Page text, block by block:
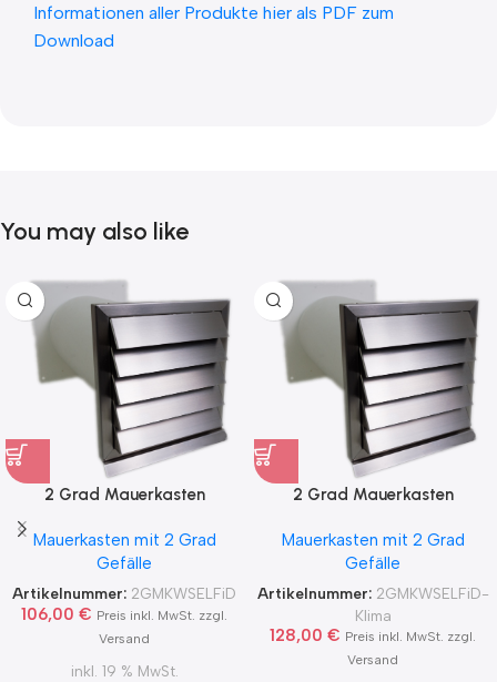
Informationen aller Produkte hier als PDF zum
Download
You may also like
2 Grad Mauerkasten
Kondensatablauf auch mit
Blower Door Test und
Zertifikat Ø100, 125, 150
2Grad MKWSELFiD
Mauerkasten mit 2 Grad
Gefälle
Artikelnummer: 2GMKWSELFiD
106,00 € Preis inkl. MwSt. zzgl.
Versand
inkl. 19 % MwSt.
2 Grad Mauerkasten
Kondensatablauf für
Klimageräte Ø150 2Grad
MKWSELFiD
Mauerkasten mit 2 Grad
Gefälle
Artikelnummer: 2GMKWSELFiD-
Klima
128,00 € Preis inkl. MwSt. zzgl.
Versand